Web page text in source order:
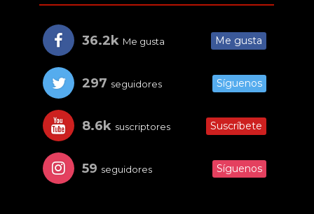
36.2k Me gusta Me gusta
297 seguidores Síguenos
8.6k suscriptores Suscríbete
59 seguidores Síguenos